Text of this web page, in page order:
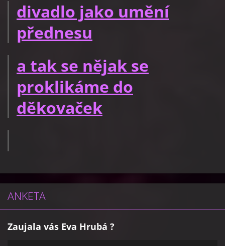
divadlo jako umění
přednesu
a tak se nějak se
proklikáme do
děkovaček
ANKETA
Zaujala vás Eva Hrubá ?